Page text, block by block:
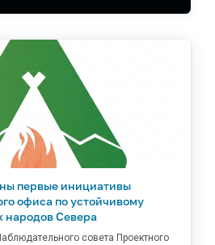
первые инициативы
офиса по устойчивому
народов Севера
совета Проектного